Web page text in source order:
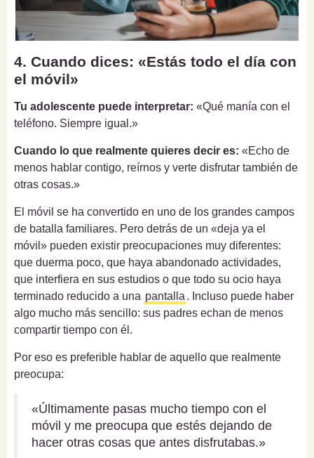
4. Cuando dices: «Estás todo el día con
el móvil»
Tu adolescente puede interpretar: «Qué manía con el
teléfono. Siempre igual.»
Cuando lo que realmente quieres decir es: «Echo de
menos hablar contigo, reírnos y verte disfrutar también de
otras cosas.»
El móvil se ha convertido en uno de los grandes campos
de batalla familiares. Pero detrás de un «deja ya el
móvil» pueden existir preocupaciones muy diferentes:
que duerma poco, que haya abandonado actividades,
que interfiera en sus estudios o que todo su ocio haya
terminado reducido a una pantalla . Incluso puede haber
algo mucho más sencillo: sus padres echan de menos
compartir tiempo con él.
Por eso es preferible hablar de aquello que realmente
preocupa:
«Últimamente pasas mucho tiempo con el
móvil y me preocupa que estés dejando de
hacer otras cosas que antes disfrutabas.»